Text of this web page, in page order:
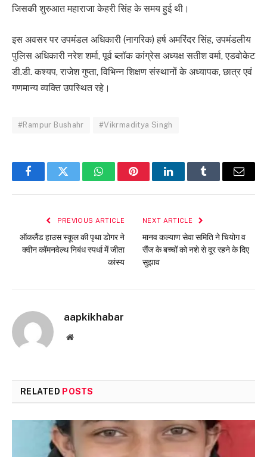
जिसकी शुरुआत महाराजा केहरी सिंह के समय हुई थी।
इस अवसर पर उपमंडल अधिकारी (नागरिक) हर्ष अमरिंदर सिंह, उपमंडलीय
पुलिस अधिकारी नरेश शर्मा, पूर्व ब्लॉक कांग्रेस अध्यक्ष सतीश वर्मा, एडवोकेट
डी.डी. कश्यप, राजेश गुप्ता, विभिन्न शिक्षण संस्थानों के अध्यापक, छात्र एवं
गणमान्य व्यक्ति उपस्थित रहे।
#Rampur Bushahr #Vikrmaditya Singh
FacebookTwitter WhatsAppPinterestLinkedInTumblr Email
PREVIOUS ARTICLE
ऑकलैंड हाउस स्कूल की पृथा डोगर ने
क्वीन कॉमनवेल्थ निबंध स्पर्धा में जीता
कांस्य
NEXT ARTICLE
मानव कल्याण सेवा समिति ने चियोग व
सैंज के बच्चों को नशे से दूर रहने के दिए
सुझाव
aapkikhabar
Website
RELATED POSTS